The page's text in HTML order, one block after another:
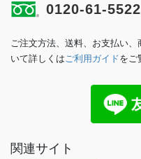
0120-61-5522
ご注文方法、送料、お支払い
いて詳しくはご利用ガイドをご
関連サイト